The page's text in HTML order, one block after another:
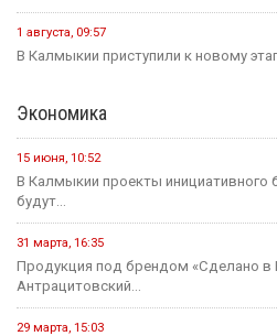
1 августа, 09:57
В Калмыкии приступили к новому
Экономика
15 июня, 10:52
В Калмыкии проекты
будут...
31 марта, 16:35
Продукция под брендом «Сделано в
Антрацитовский...
29 марта, 15:03